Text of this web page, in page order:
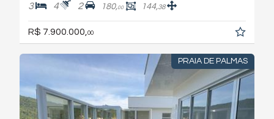
3 4 2 180,00 144,38
R$ 7.900.000, 00
PRAIA DE PALMAS